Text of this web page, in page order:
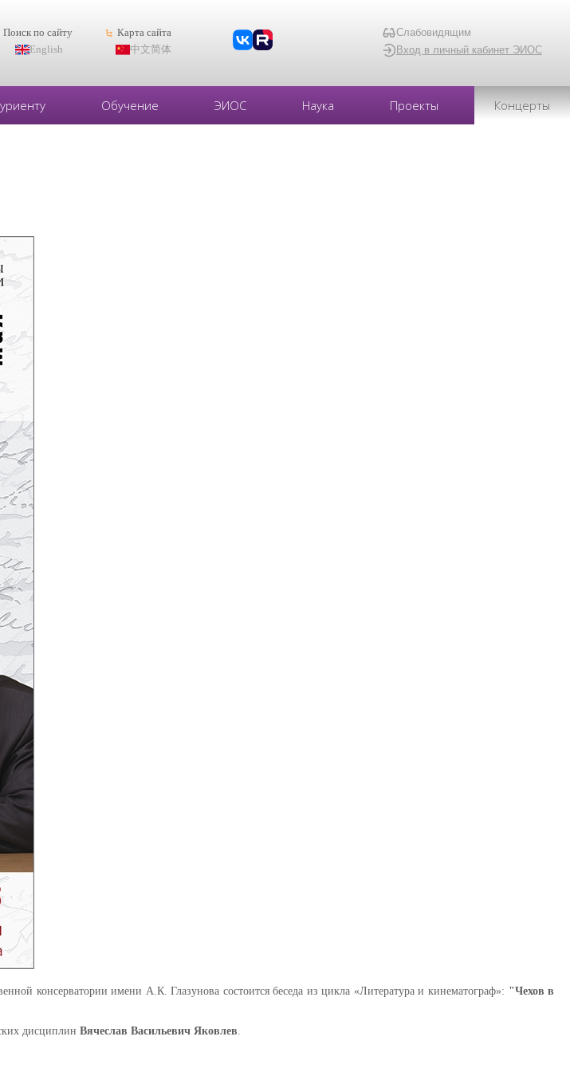
Поиск по сайту
Карта сайта
English 中文简体
Слабовидящим
Вход в личный кабинет ЭИОС
Обучение ЭИОС Наука Проекты Концерты
консерватории имени А.К. Глазунова состоится беседа из цикла «Литература и кинематограф»: "Чехов в
дисциплин Вячеслав Васильевич Яковлев.